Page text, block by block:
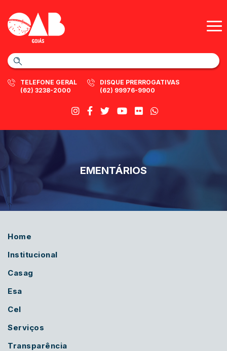
TELEFONE GERAL
(62) 3238-2000
DISQUE PRERROGATIVAS
(62) 99976-9900
EMENTÁRIOS
Home
Institucional
Casag
Esa
Cel
Serviços
Transparência